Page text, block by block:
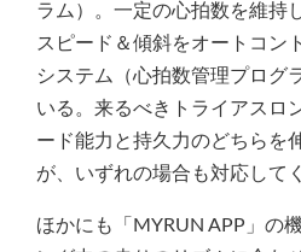
ラム）。一定の心拍数を維持
スピード＆傾斜をオートコン
システム（心拍数管理プログ
いる。来るべきトライアスロ
ード能力と持久力のどちらを
が、いずれの場合も対応して
ほかにも「MYRUN APP」の